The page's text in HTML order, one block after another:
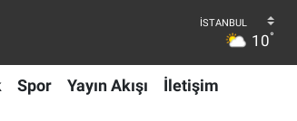
10°
Spor Yayın Akışı İletişim